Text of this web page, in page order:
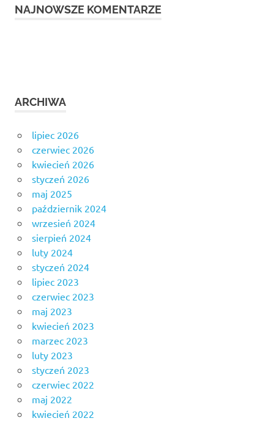
NAJNOWSZE KOMENTARZE
ARCHIWA
lipiec 2026
czerwiec 2026
kwiecień 2026
styczeń 2026
maj 2025
październik 2024
wrzesień 2024
sierpień 2024
luty 2024
styczeń 2024
lipiec 2023
czerwiec 2023
maj 2023
kwiecień 2023
marzec 2023
luty 2023
styczeń 2023
czerwiec 2022
maj 2022
kwiecień 2022